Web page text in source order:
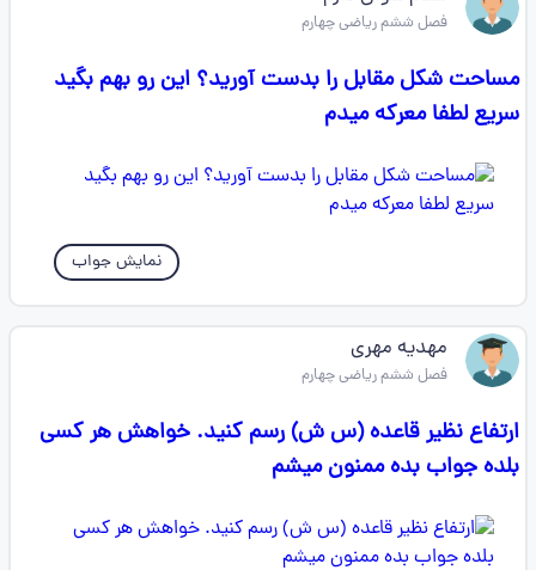
فصل ششم ریاضی چهارم
مساحت شکل مقابل را بدست آورید؟ این رو بهم بگید
سریع لطفا معرکه میدم
نمایش جواب
مهدیه مهری
فصل ششم ریاضی چهارم
ارتفاع نظیر قاعده (س ش) رسم کنید. خواهش هر کسی
بلده جواب بده ممنون میشم